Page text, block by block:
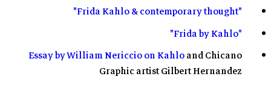
"Frida Kahlo & contemporary thought"
"Frida by Kahlo"
Essay by William Nericcio on Kahloand Chicano
Graphic artist Gilbert Hernandez